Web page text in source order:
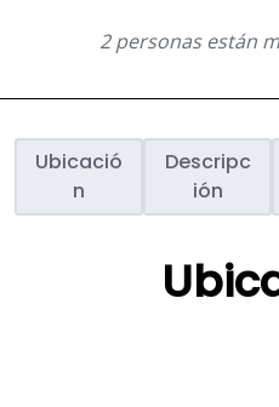
2 personas están
Ubicació
n
Descripc
ión